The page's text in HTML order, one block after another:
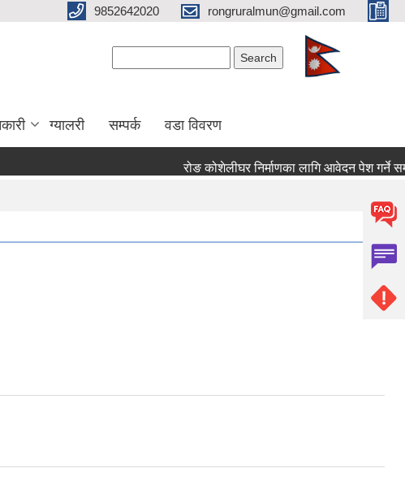
9852642020 rongruralmun@gmail.com
ग्यालरी सम्पर्क वडा विवरण
रोङ कोशेलीघर निर्माणका लागि आवेदन पेश गर्ने